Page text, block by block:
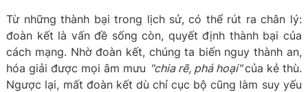
Từ những thành bại trong lịch sử, có thể rút ra chân lý:
đoàn kết là vấn đề sống còn, quyết định thành bại của
cách mạng. Nhờ đoàn kết, chúng ta biến nguy thành an,
hóa giải được mọi âm mưu "chia rẽ, phá hoại"của kẻ thù.
Ngược lại, mất đoàn kết dù chỉ cục bộ cũng làm suy yếu